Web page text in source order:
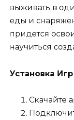
выживать в
еды и
придется
научиться
Установка
Скачайте